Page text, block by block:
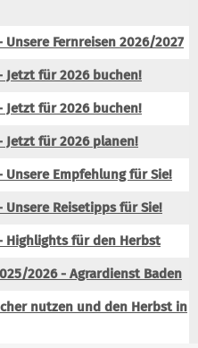
Unsere Fernreisen 2026/2027
Jetzt für 2026 buchen!
Jetzt für 2026 buchen!
Jetzt für 2026 planen!
Unsere Empfehlung für Sie!
Unsere Reisetipps für Sie!
Highlights für den Herbst
2026 - Agrardienst Baden
nutzen und den Herbst in